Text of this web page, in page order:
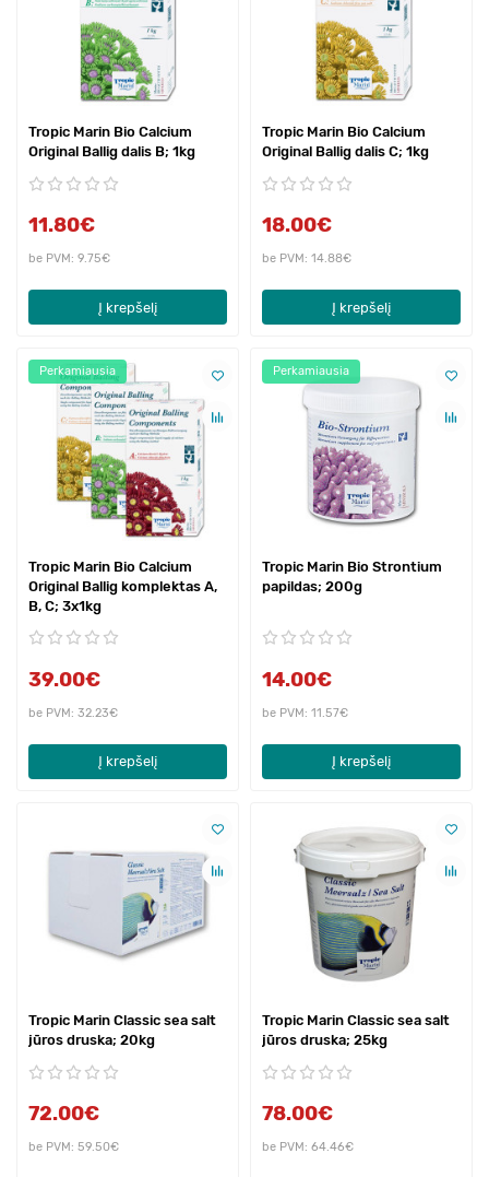
Tropic Marin Bio Calcium
Original Ballig dalis B; 1kg
11.80€
be PVM: 9.75€
Į krepšelį
Tropic Marin Bio Calcium
Original Ballig dalis C; 1kg
18.00€
be PVM: 14.88€
Į krepšelį
Perkamiausia
Tropic Marin Bio Calcium
Original Ballig komplektas A,
B, C; 3x1kg
39.00€
be PVM: 32.23€
Į krepšelį
Perkamiausia
Tropic Marin Bio Strontium
papildas; 200g
14.00€
be PVM: 11.57€
Į krepšelį
Tropic Marin Classic sea salt
jūros druska; 20kg
72.00€
be PVM: 59.50€
Tropic Marin Classic sea salt
jūros druska; 25kg
78.00€
be PVM: 64.46€